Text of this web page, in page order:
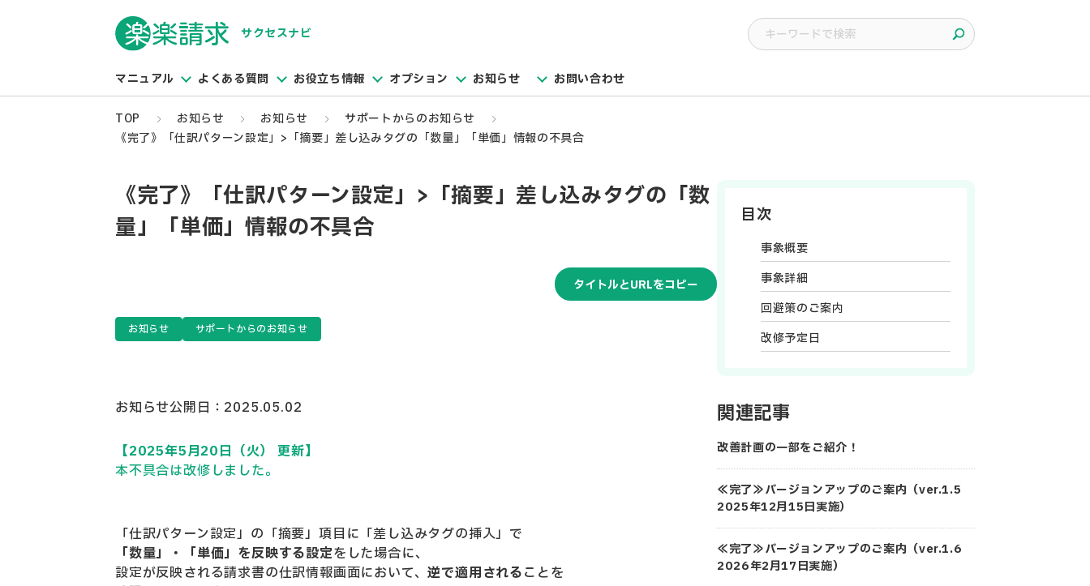
サクセスナビ
マニュアル よくある質問 お役立ち情報 オプション お知らせ お問い合わせ
TOP お知らせ お知らせ
サポートからのお知らせ
《完了》「仕訳パターン設定」>「摘要」差し込みタグの「数量」「単価」情報の不具合
《完了》「仕訳パターン設定」>「摘要」差し込みタグの「数
量」「単価」情報の不具合
タイトルとURLをコピー
お知らせ サポートからのお知らせ
お知らせ公開日：2025.05.02
【2025年5月20日（火） 更新】
本不具合は改修しました。
「仕訳パターン設定」の「摘要」項目に「差し込みタグの挿入」で
「数量」・「単価」を反映する設定を した場合に、
設定が反映される請求書の仕訳情報画面において、逆で適用されることを
目次
事象概要
事象詳細
回避策のご案内
改修予定日
関連記事
改善計画の一部をご紹介！
≪完了≫バージョンアップのご案内（ver.1.5
2025年12月15日実施）
≪完了≫バージョンアップのご案内（ver.1.6
2026年2月17日実施）